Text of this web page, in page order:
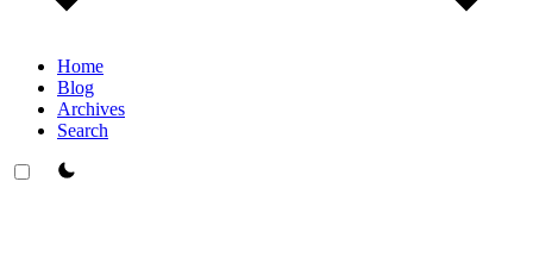
Home
Blog
Archives
Search
theme switcher